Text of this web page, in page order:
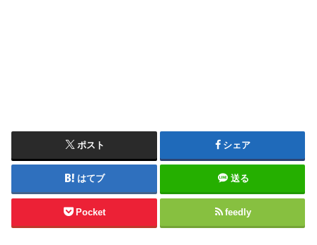
ポスト シェア
はてブ 送る
Pocket feedly